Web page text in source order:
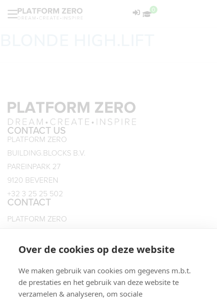
Over de cookies op deze website
We maken gebruik van cookies om gegevens m.b.t.
de prestaties en het gebruik van deze website te
verzamelen & analyseren, om sociale
0
CONTACT US
PLATFORM ZERO
BUILDING.BLOCKS B.V.
PAREINPARK 27
9120 BEVEREN
+32 3 25 25 502
CONTACT
PLATFORM ZERO
KATSHOEK 23
T: 010 435 5152
PRIVACY POLICYTERMS OF SERVICE
© 2026, PLATFORM ZERO. ALL RIGHTS RESERVED